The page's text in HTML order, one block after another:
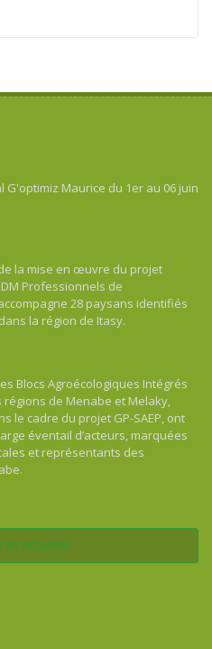
G'optimiz Maurice du 1er au 06 juin
la mise en œuvre du projet
Professionnels de
28 paysans identifiés
la région de Itasy.
Blocs Agroécologiques Intégrés
régions de Menabe et Melaky,
le cadre du projet GP-SAEP, ont
éventail d’acteurs, marquées
et représentants des
les actualités